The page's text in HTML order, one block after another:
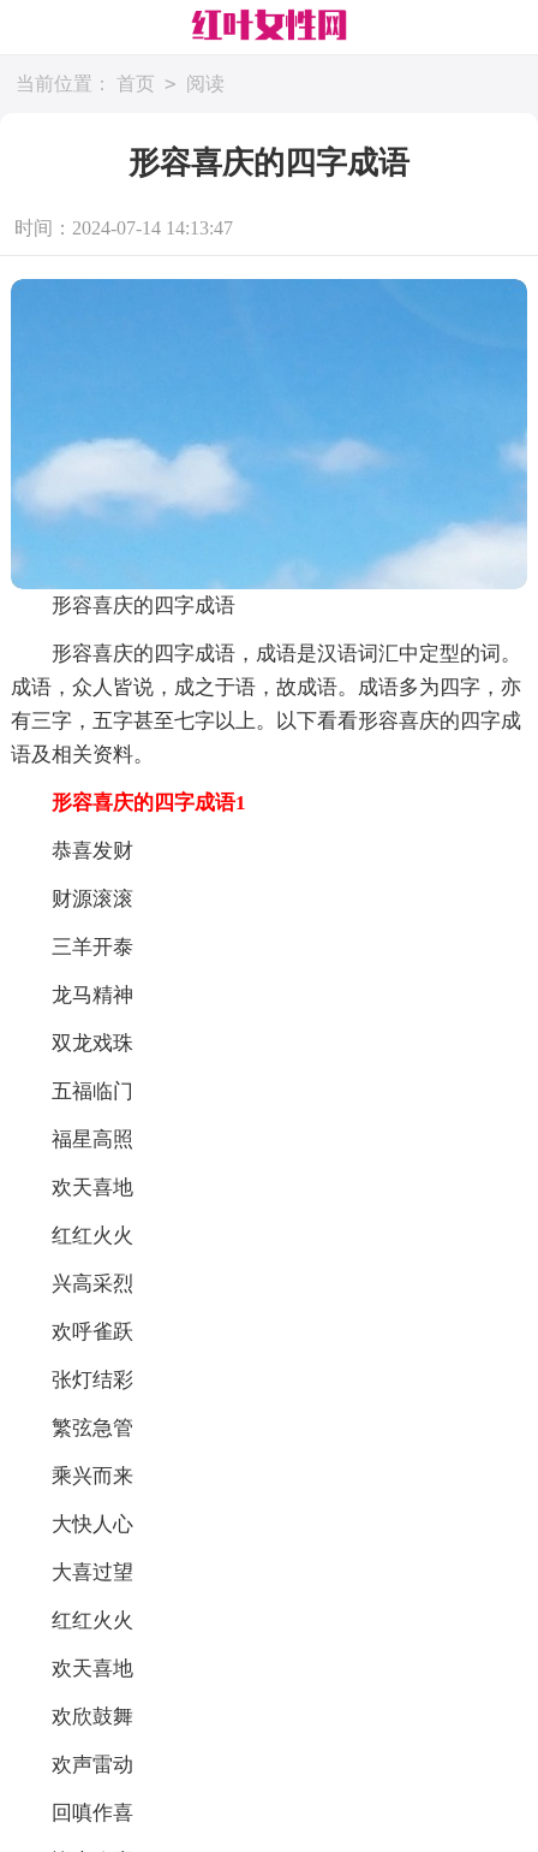
当前位置： 首页 > 阅读
形容喜庆的四字成语
时间：2024-07-14 14:13:47
形容喜庆的四字成语
形容喜庆的四字成语，成语是汉语词汇中定型的词。
成语，众人皆说，成之于语，故成语。成语多为四字，亦
有三字，五字甚至七字以上。以下看看形容喜庆的四字成
语及相关资料。
形容喜庆的四字成语1
恭喜发财
财源滚滚
三羊开泰
龙马精神
双龙戏珠
五福临门
福星高照
欢天喜地
红红火火
兴高采烈
欢呼雀跃
张灯结彩
繁弦急管
乘兴而来
大快人心
大喜过望
红红火火
欢天喜地
欢欣鼓舞
欢声雷动
回嗔作喜